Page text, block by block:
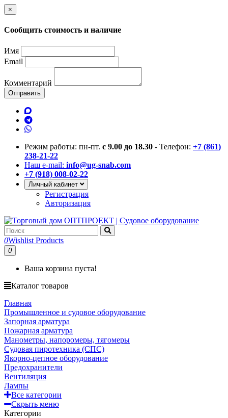
×
Сообщить стоимость и наличие
Имя
Email
Комментарий
Отправить
Режим работы: пн-пт. с 9.00 до 18.30 - Телефон: +7 (861)
238-21-22
Наш e-mail: info@ug-snab.com
+7 (918) 008-02-22
Личный кабинет
Регистрация
Авторизация
0Wishlist Products
0
Ваша корзина пуста!
Каталог товаров
Главная
Промышленное и судовое оборудование
Запорная арматура
Пожарная арматура
Манометры, напоромеры, тягомеры
Судовая пиротехника (СПС)
Якорно-цепное оборудование
Предохранители
Вентиляция
Лампы
Все категории
Скрыть меню
Категории